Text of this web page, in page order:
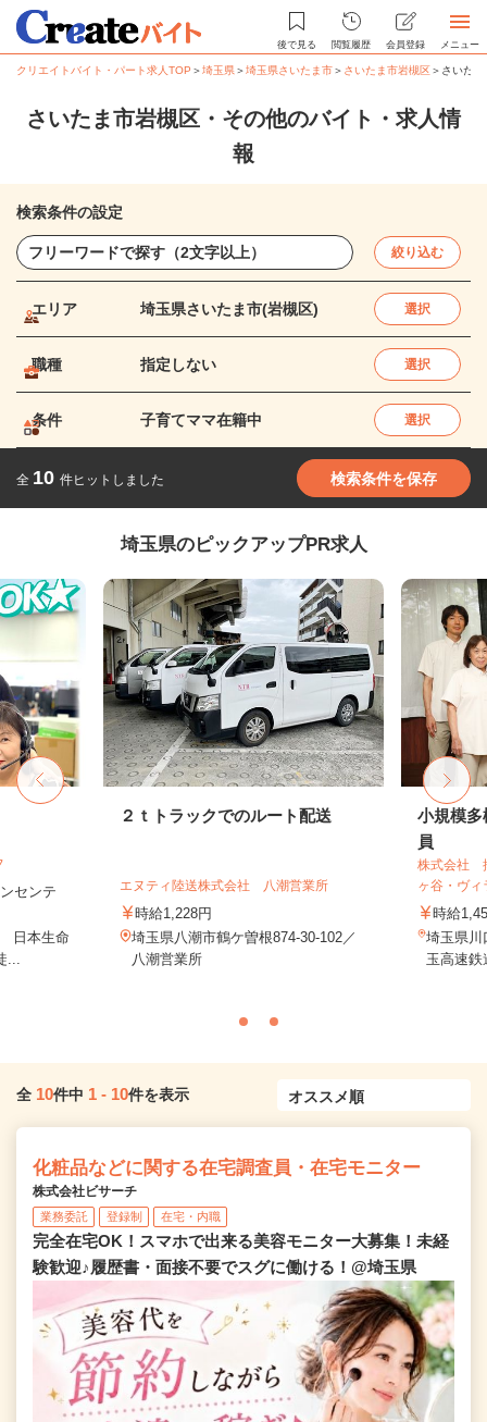
後で見る 閲覧履歴 会員登録 メニュー
クリエイトバイト・パート求人TOP ＞埼玉県＞埼玉県さいたま市＞ さいたま市岩槻区＞ さいた
さいたま市岩槻区・その他のバイト・求人情
報
検索条件の設定
絞り込む
エリア 埼玉県さいたま市(岩槻区) 選択
職種 指定しない 選択
条件 子育てママ在籍中 選択
全 10 件ヒットしました 検索条件を保存
埼玉県のピックアップPR求人
センテ
日本生命
２ｔトラックでのルート配送
エヌティ陸送株式会社 八潮営業所
時給1,228円
埼玉県八潮市鶴ケ曽根874-30-102／
八潮営業所
小規模多
員
株式会社
ヶ谷・ヴィ
時給
埼玉県川
玉高速
全 10件中 1 - 10件を表示
化粧品などに関する在宅調査員・在宅モニター
株式会社ビサーチ
業務委託 登録制 在宅・内職
完全在宅OK！スマホで出来る美容モニター大募集！未経
験歓迎♪履歴書・面接不要でスグに働ける！@埼玉県